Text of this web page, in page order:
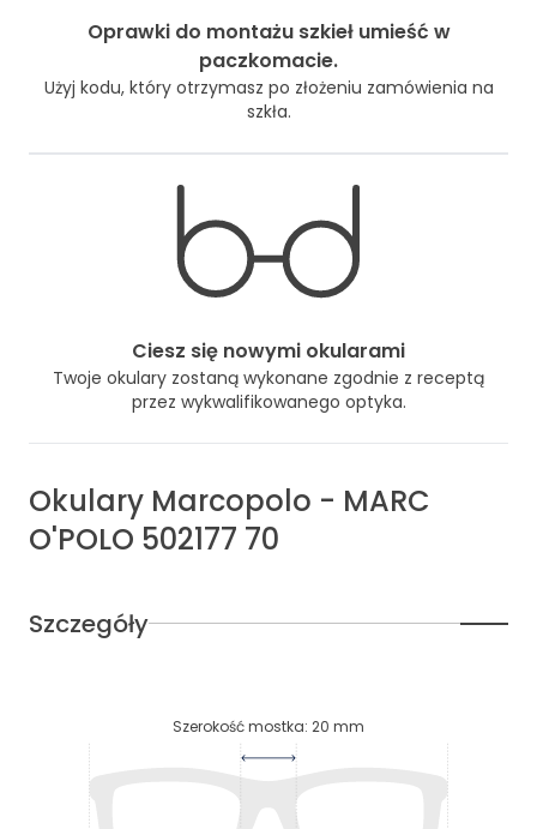
Oprawki do montażu szkieł umieść w
paczkomacie.
Użyj kodu, który otrzymasz po złożeniu zamówienia na
szkła.
Ciesz się nowymi okularami
Twoje okulary zostaną wykonane zgodnie z receptą
przez wykwalifikowanego optyka.
Okulary Marcopolo - MARC
O'POLO 502177 70
Szczegóły
Szerokość mostka: 20 mm